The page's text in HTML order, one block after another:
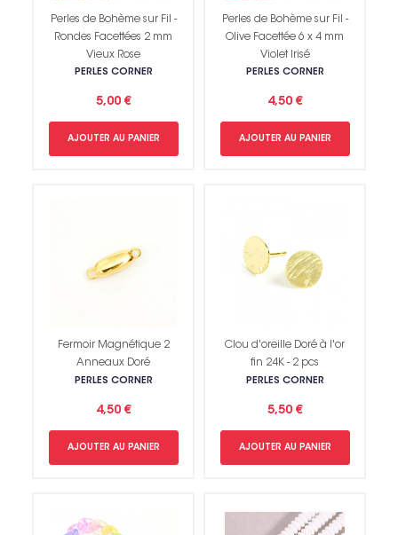
Perles de Bohème sur Fil -
Rondes Facettées 2 mm
Vieux Rose
PERLES CORNER
5,00 €
AJOUTER AU PANIER
Perles de Bohème sur Fil -
Olive Facettée 6 x 4 mm
Violet Irisé
PERLES CORNER
4,50 €
AJOUTER AU PANIER
Fermoir Magnétique 2
Anneaux Doré
PERLES CORNER
4,50 €
AJOUTER AU PANIER
Clou d'oreille Doré à l'or
fin 24K - 2 pcs
PERLES CORNER
5,50 €
AJOUTER AU PANIER